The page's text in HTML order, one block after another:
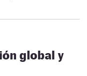
global y